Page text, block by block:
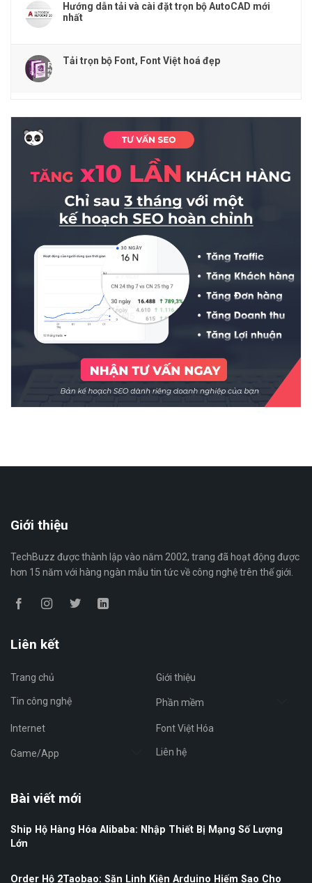
Hướng dẫn tải và cài đặt trọn bộ AutoCAD mới
nhất
Tải trọn bộ Font, Font Việt hoá đẹp
Giới thiệu
TechBuzz được thành lập vào năm 2002, trang đã hoạt động được
hơn 15 năm với hàng ngàn mẫu tin tức về công nghệ trên thế giới.
Liên kết
Trang chủ Giới thiệu
Tin công nghệ Phần mềm
Internet Font Việt Hóa
Game/App Liên hệ
Bài viết mới
Ship Hộ Hàng Hóa Alibaba: Nhập Thiết Bị Mạng Số Lượng
Lớn
Order Hộ 2Taobao: Săn Linh Kiện Arduino Hiếm Sao Cho